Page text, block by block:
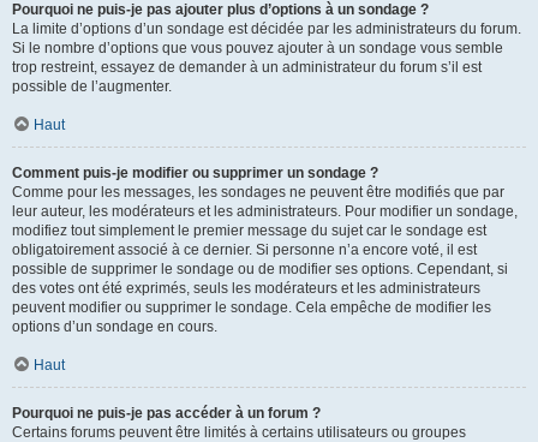
Pourquoi ne puis-je pas ajouter plus d’options à un sondage ?
La limite d’options d’un sondage est décidée par les administrateurs du forum.
Si le nombre d’options que vous pouvez ajouter à un sondage vous semble
trop restreint, essayez de demander à un administrateur du forum s’il est
possible de l’augmenter.
Haut
Comment puis-je modifier ou supprimer un sondage ?
Comme pour les messages, les sondages ne peuvent être modifiés que par
leur auteur, les modérateurs et les administrateurs. Pour modifier un sondage,
modifiez tout simplement le premier message du sujet car le sondage est
obligatoirement associé à ce dernier. Si personne n’a encore voté, il est
possible de supprimer le sondage ou de modifier ses options. Cependant, si
des votes ont été exprimés, seuls les modérateurs et les administrateurs
peuvent modifier ou supprimer le sondage. Cela empêche de modifier les
options d’un sondage en cours.
Haut
Pourquoi ne puis-je pas accéder à un forum ?
Certains forums peuvent être limités à certains utilisateurs ou groupes